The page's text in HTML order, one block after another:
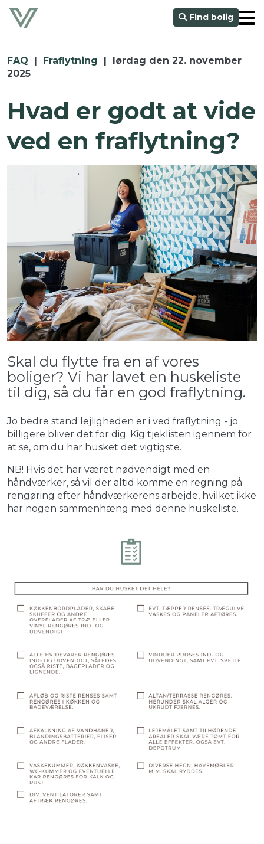
Find bolig
FAQ | Fraflytning |
lørdag den 22. november
2025
Hvad er godt at vide
ved en fraflytning?
Skal du flytte fra en af vores
boliger? Vi har lavet en huskeliste
til dig, så du får en god fraflytning.
Jo bedre stand lejligheden er i ved fraflytning - jo
billigere bliver det for dig. Kig tjeklisten igennem for
at se, om du har husket det vigtigste.
NB! Hvis det har været nødvendigt med en
håndværker, så vil der altid komme en regning på
rengøring efter håndværkerens arbejde, hvilket ikke
har nogen sammenhæng med denne huskeliste.